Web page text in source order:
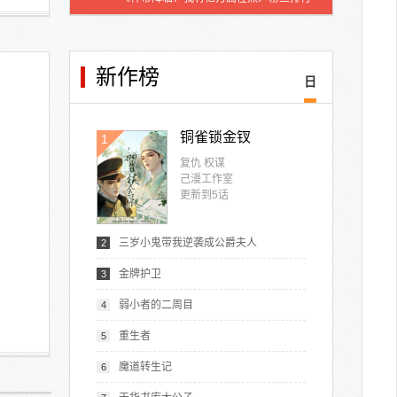
新作榜 日
1 铜雀锁金钗
复仇 权谋
己漫工作室
更新到 5话
2 三岁小鬼带我逆袭成公爵夫人
3 金牌护卫
4 弱小者的二周目
5 重生者
6 魔道转生记